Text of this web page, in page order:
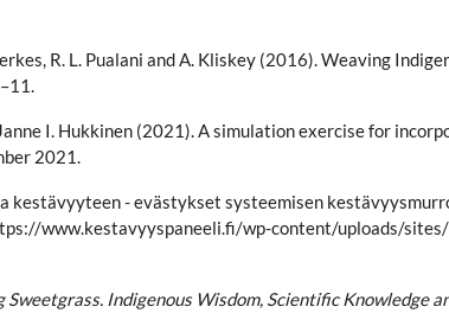
R. L. Pualani and A. Kliskey (2016). Weaving
I. Hukkinen (2021). A simulation exercise for
2021.
kestävyyteen - evästykset systeemisen
www.kestavyyspaneeli.fi/wp-content/uploads/
Sweetgrass. Indigenous Wisdom, Scientific Knowledge